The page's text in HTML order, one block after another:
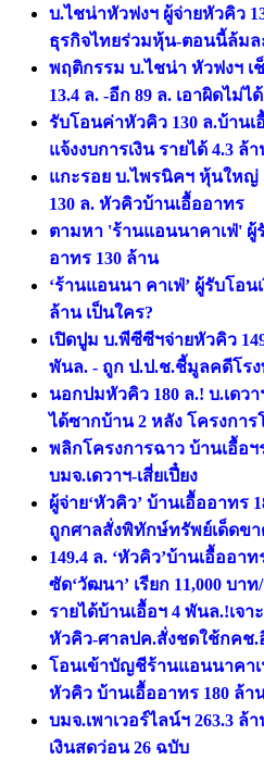
บ.ไชน่าหัวฟงฯ ผู้จ่ายหัวคิว
ธุรกิจไทยร่วมหุ้น-ตอนนี้ล้มล
พฤติกรรม บ.ไชน่า หัวฟงฯ เ
13.4 ล. -อีก 89 ล. เอาผิดไม่ได้
รับโอนค่าหัวคิว 130 ล.บ้าน
แจ้งงบการเงิน รายได้ 4.3 ล้า
แกะรอย บ.ไพรนิคฯ หุ้นใหญ่
130 ล. หัวคิวบ้านเอื้ออาทร
ตามหา 'ร้านแอนนาคาเฟ่' ผู้
อาทร 130 ล้าน
‘ร้านแอนนา คาเฟ่’ ผู้รับโอน
ล้าน เป็นใคร?
เปิดปูม บ.พีซีซีฯจ่ายหัวคิว
พันล. - ถูก ป.ป.ช.ชี้มูลคดีโรง
นอกปมหัวคิว 180 ล.! บ.เดวา
ได้ซากบ้าน 2 หลัง โครงการ
พลิกโครงการฉาว บ้านเอื้อ
บมจ.เดวาฯ-เสี่ยเปี๋ยง
ผู้จ่าย‘หัวคิว’ บ้านเอื้ออาทร
ถูกศาลสั่งพิทักษ์ทรัพย์เด็ดขา
149.4 ล. ‘หัวคิว’บ้านเอื้ออ
ซัด‘วัฒนา’ เรียก 11,000 บา
รายได้บ้านเอื้อฯ 4 พันล.!เจา
หัวคิว-ศาลปค.สั่งชดใช้กคช.
โอนเข้าบัญชีร้านแอนนาคาเ
หัวคิว บ้านเอื้ออาทร 180 ล้า
บมจ.เพาเวอร์ไลน์ฯ 263.3 ล้
เงินสดว่อน 26 ฉบับ